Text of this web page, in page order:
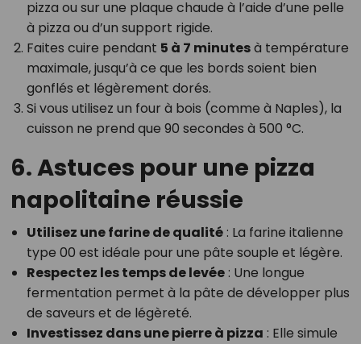
pizza ou sur une plaque chaude à l’aide d’une pelle
à pizza ou d’un support rigide.
Faites cuire pendant 5 à 7 minutesà température
maximale, jusqu’à ce que les bords soient bien
gonflés et légèrement dorés.
Si vous utilisez un four à bois (comme à Naples), la
cuisson ne prend que 90 secondes à 500 °C.
6. Astuces pour une pizza
napolitaine réussie
Utilisez une farine de qualité: La farine italienne
type 00 est idéale pour une pâte souple et légère.
Respectez les temps de levée: Une longue
fermentation permet à la pâte de développer plus
de saveurs et de légèreté.
Investissez dans une pierre à pizza : Elle simule